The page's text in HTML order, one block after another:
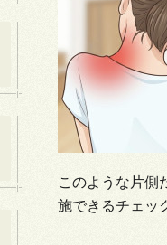
このような片側
施できるチェッ